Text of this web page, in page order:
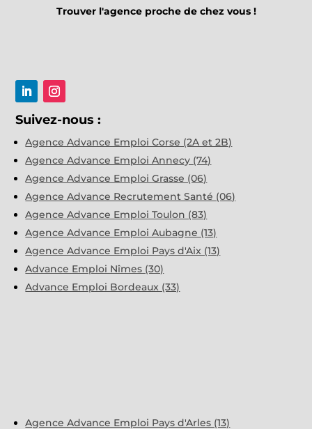
Trouver l'agence proche de chez vous !
Suivez-nous :
Agence Advance Emploi Corse (2A et 2B)
Agence Advance Emploi Annecy (74)
Agence Advance Emploi Grasse (06)
Agence Advance Recrutement Santé (06)
Agence Advance Emploi Toulon (83)
Agence Advance Emploi Aubagne (13)
Agence Advance Emploi Pays d'Aix (13)
Advance Emploi Nîmes (30)
Advance Emploi Bordeaux (33)
Agence Advance Emploi Pays d'Arles (13)